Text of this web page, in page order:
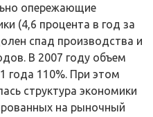
опережающие
(4,6 процента в год за
спад произ­водства и
В 2007 году объем
года 110%. При этом
структура экономики
на рыночный